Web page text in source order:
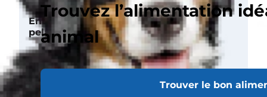
Trouvez l’alimentation
animal
Trouver le bon
Entretien du
pelage
Besoins
particuliers